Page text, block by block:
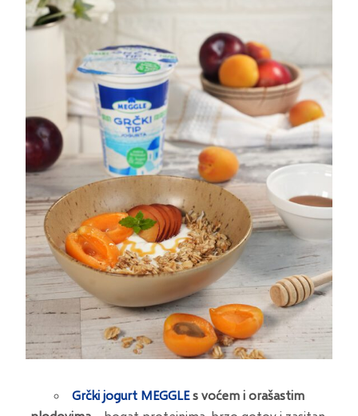
Grčki jogurt MEGGLEs voćem i orašastim